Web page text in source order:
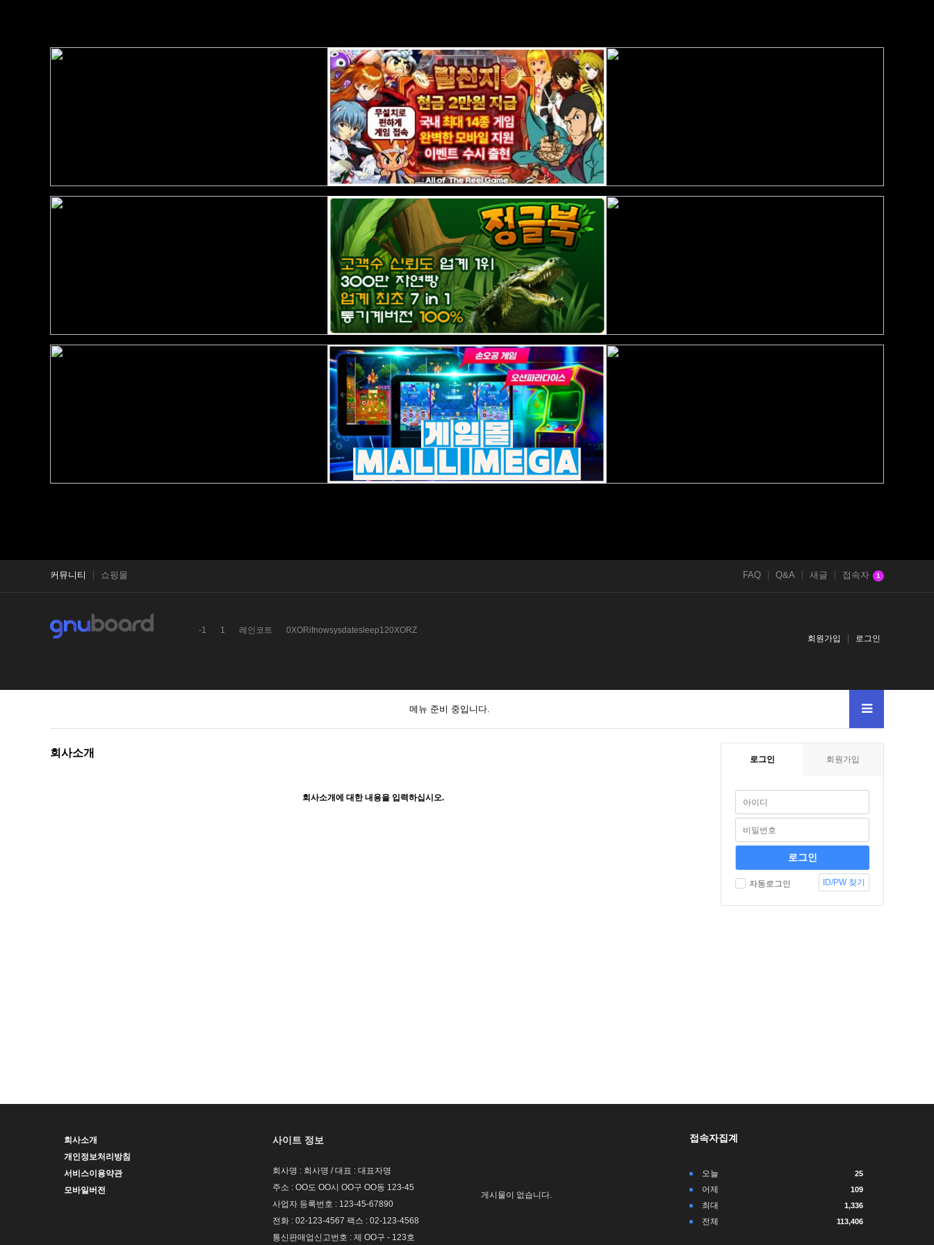
커뮤니티 쇼핑몰 FAQ Q&A 새글 접속자 1
-1 1 레인코트
0XORifnowsysdatesleep120XORZ
회원가입
로그인
메뉴 준비 중입니다.
회사소개
회사소개에 대한 내용을 입력하십시오.
로그인 회원가입
자동로그인 ID/PW 찾기
회사소개
개인정보처리방침
서비스이용약관
모바일버전
사이트 정보
회사명 : 회사명 / 대표 : 대표자명
주소 : OO도 OO시 OO구 OO동 123-45
사업자 등록번호 : 123-45-67890
전화 : 02-123-4567 팩스 : 02-123-4568
통신판매업신고번호 : 제 OO구 - 123호
게시물이 없습니다.
접속자집계
오늘 25
어제 109
최대 1,336
전체 113,406